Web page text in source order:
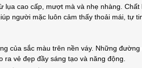
lụa cao cấp, mượt mà và nhẹ nhàng.
người mặc luôn cảm thấy thoải mái, tự
của sắc màu trên nền váy. Những
vẻ đẹp đầy sáng tạo và năng động.